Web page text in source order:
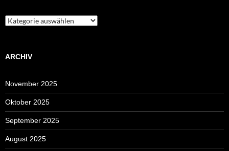
Kategorien
ARCHIV
November 2025
Oktober 2025
September 2025
August 2025